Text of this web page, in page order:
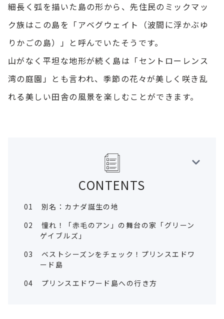
細長く弧を描いた島の形から、先住民のミックマッ
ク族はこの島を「アベグウェイト（波間に浮かぶゆ
りかごの島）」と呼んでいたそうです。
山がなく平坦な地形が続く島は「セントローレンス
湾の庭園」とも言われ、季節の花々が美しく咲き乱
れる美しい田舎の風景を楽しむことができます。
CONTENTS
01
別名：カナダ誕生の地
02
憧れ！「赤毛のアン」の舞台の家「グリーン
ゲイブルズ」
03
ベストシーズンをチェック！プリンスエドワ
ード島
04
プリンスエドワード島への行き方